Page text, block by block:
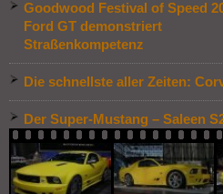
Goodwood Festival of Speed
Ford GT demonstriert
Straßenkompetenz
Die schnellste aller Zeiten:
Der Super-Mustang – Saleen